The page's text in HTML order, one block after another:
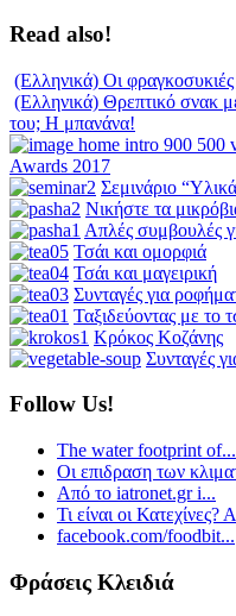
Read also!
(Ελληνικά) Οι
(Ελληνικά) Θρεπτικό σνακ
του; Η μπανάνα!
Awards 2017
Σεμινάριο
Νικήστε τα
Απλές συμβουλές
Τσάι και ομορφιά
Τσάι και μαγειρική
Συνταγές για
Ταξιδεύοντας με το
Κρόκος Κοζάνης
Συνταγές
Follow Us!
The water footprint of...
Οι επιδραση των
Από το iatronet.gr i...
Τι είναι οι Κατεχίνες?
facebook.com/foodbit...
Φράσεις Κλειδιά